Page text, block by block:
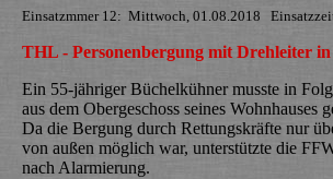
Einsatzmmer 12: Mittwoch, 01.08.2018
THL - Personenbergung mit Drehleiter
Ein 55-jähriger Büchelkühner musste in
aus dem Obergeschoss seines Wohnhauses
Da die Bergung durch Rettungskräfte nur
von außen möglich war, unterstützte die
nach Alarmierung.